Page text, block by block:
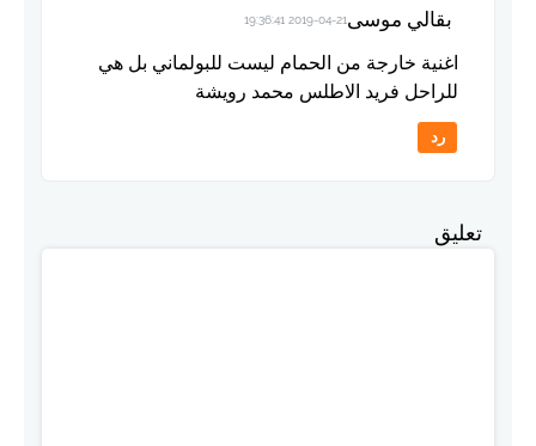
بقالي موسى2019-04-21 19:36:41
اغنية خارجة من الحمام ليست للبولماني بل هي
للراحل فريد الاطلس محمد رويشة
رد
تعليق